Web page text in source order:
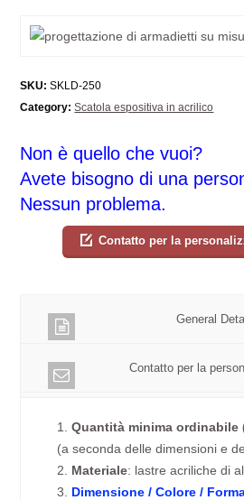
SKU: SKLD-250
Category: Scatola espositiva in acrilico
Non è quello che vuoi?
Avete bisogno di una
Nessun problema.
Contatto per la
General
Contatto per la
1.Quantità minima ordinabile
(a seconda delle dimensioni e
2. Materiale: lastre acriliche di
3. Dimensione / Colore /